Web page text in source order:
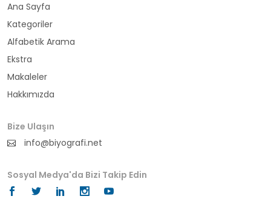
büyükelçi
cumhurbaşkanı
din adamı
doktor
fotoğrafçı
futbol
Ana Sayfa
Kategoriler
Alfabetik Arama
Ekstra
Makaleler
Hakkımızda
Bize Ulaşın
info@biyografi.net
Sosyal Medya'da Bizi Takip Edin